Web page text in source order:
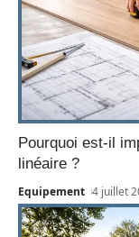
Pourquoi est-il
linéaire ?
Equipement 4 juillet